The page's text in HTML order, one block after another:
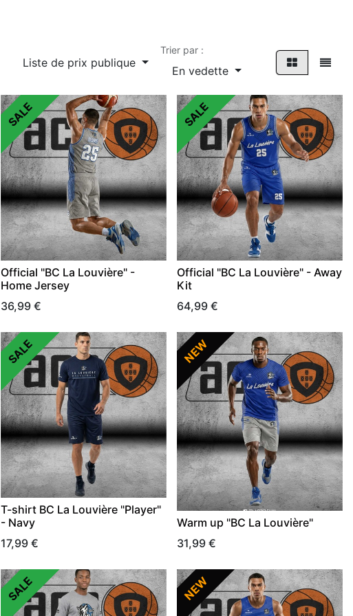
Liste de prix publique
Trier par :
En vedette
SALE
Official "BC La Louvière" -
Home Jersey
36,99 €
SALE
Official "BC La Louvière" - Away
Kit
64,99 €
SALE
T-shirt BC La Louvière "Player"
- Navy
17,99 €
NEW
Warm up "BC La Louvière"
31,99 €
SALE NEW